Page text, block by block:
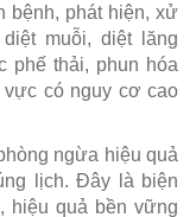
bệnh, phát hiện, xử
muỗi, diệt lăng
phế thải, phun hóa
vực có nguy cơ cao
ngừa hiệu quả
lịch. Đây là biện
hiệu quả bền vững